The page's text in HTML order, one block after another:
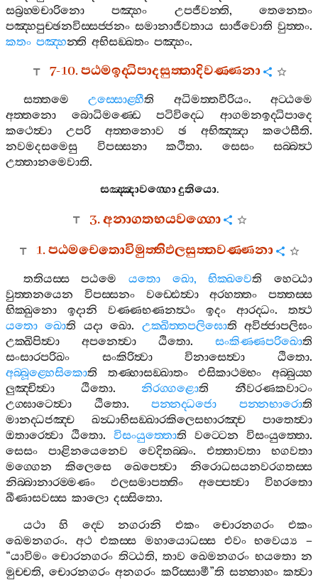
සබ්‍රහ‍්මචාරිනො
පඤ‍්හං උපජීවන‍්ති,තෙනෙතං
පඤ‍්හපුච‍්ඡනවිස‍්සජ‍්ජනං සමානාජීවතාය සාජීවොති වුත‍්තං.
කතං පඤ‍්හන‍්ති අභිසඞ‍්ඛතං පඤ‍්හං.
7-10.පඨමඉද‍්ධිපාදසුත‍්තාදිවණ‍්ණනා
සත‍්තමෙ උස‍්සොළ‍්හීති අධිමත‍්තවීරියං.අට‍්ඨමෙ
අත‍්තනො
බොධිමණ‍්ඩෙ පටිවිද‍්ධෙ
ආගමනඉද‍්ධිපාදෙ
කථෙත්‍වා
උපරි අත‍්තනොව ඡ අභිඤ‍්ඤා කථෙසීති.
නවමදසමෙසු
විපස‍්සනා කථිතා. සෙසං
සබ‍්බත්‍ථ
උත‍්තානමෙවාති.
සඤ‍්ඤාවග‍්ගොදුතියො.
3.අනාගතභයවග‍්ගො
1.පඨමචෙතොවිමුත‍්තිඵලසුත‍්තවණ‍්ණනා
තතියස‍්ස පඨමෙ යතො ඛො,භික‍්ඛවෙති
හෙට‍්ඨා
වුත‍්තනයෙන
විපස‍්සනං වඩ‍්ඪෙත්‍වා අරහත‍්තං
පත‍්තස‍්ස
භික‍්ඛුනො
ඉදානි වණ‍්ණභණනත්‍ථං ඉදං ආරද‍්ධං. තත්‍ථ
යතො ඛොති යදා ඛො. උක‍්ඛිත‍්තපලිඝොති අවිජ‍්ජාපලිඝං
උක‍්ඛිපිත්‍වා
අපනෙත්‍වා ඨිතො. සංකිණ‍්ණපරිඛොති
සංසාරපරිඛං
සංකිරිත්‍වා විනාසෙත්‍වා ඨිතො.
අබ‍්බූළ‍්හෙසිකොති තණ‍්හාසඞ‍්ඛාතං එසිකාථම‍්භං
අබ‍්බුය‍්හ
ලුඤ‍්චිත්‍වා
ඨිතො.නිරග‍්ගළොති
නීවරණකවාටං
උග‍්ඝාටෙත්‍වා
ඨිතො.පන‍්නද‍්ධජො පන‍්නභාරොති
මානද‍්ධජඤ‍්ච
ඛන්‍ධාභිසඞ‍්ඛාරකිලෙසභාරඤ‍්ච
පාතෙත්‍වා
ඔතාරෙත්‍වා ඨිතො. විසංයුත‍්තොති වට‍්ටෙන විසංයුත‍්තො.
සෙසං
පාළිනයෙනෙව වෙදිතබ‍්බං. එත‍්තාවතා
භගවතා
මග‍්ගෙන
කිලෙසෙ ඛෙපෙත්‍වා
නිරොධසයනවරගතස‍්ස
නිබ‍්බානාරම‍්මණං
ඵලසමාපත‍්තිං අප‍්පෙත්‍වා
විහරතො
ඛීණාසවස‍්ස කාලො දස‍්සිතො.
යථා
හි ද‍්වෙ නගරානි එකං චොරනගරං
එකං
ඛෙමනගරං. අථ එකස‍්ස මහායොධස‍්ස එවං භවෙය්‍ය –
“යාවිමං චොරනගරං තිට‍්ඨති,තාව ඛෙමනගරං භයතො න
මුච‍්චති,චොරනගරං අනගරං කරිස‍්සාමී”ති සන‍්නාහං කත්‍වා